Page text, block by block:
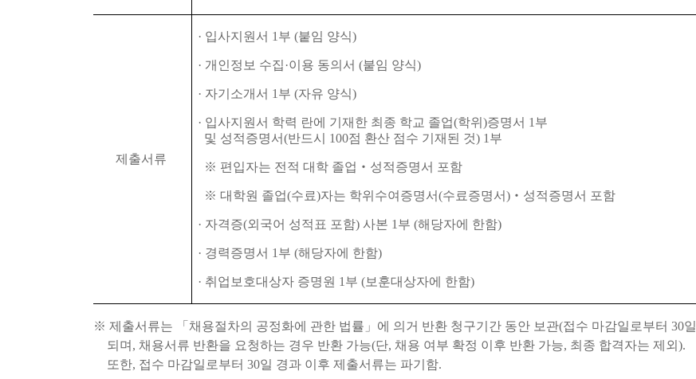
제출서류
· 입사지원서 1 부 (붙임 양식)
· 개인정보 수집 ·이용 동의서 (붙임 양식)
· 자기소개서 1 부 (자유 양식)
· 입사지원서 학력 란에 기재한 최종 학교 졸업(학위 )증명서 1 부
및 성적증명서(반드시 100점 환산 점수 기재된 것) 1 부
※ 편입자는 전적 대학 졸업 ‧ 성적증명서 포함
※ 대학원 졸업(수료)자는 학위수여증명서(수료증명서)‧ 성적증명서 포함
· 자격증(외국어 성적표 포함) 사본 1 부 (해당자에 한함)
· 경력증명서 1 부 (해당자에 한함)
· 취업보호대상자 증명원 1 부 (보훈대상자에 한함)
※ 제출서류는 「 채용절차의 공정화에 관한 법률 」 에 의거 반환 청구기간 동안 보관(접수 마감일로부터 30일
되며 , 채용서류 반환을 요청하는 경우 반환 가능(단, 채용 여부 확정 이후 반환 가능, 최종 합격자는 제외).
또한, 접수 마감일로부터30일 경과 이후 제출서류는 파기함.